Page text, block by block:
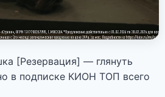
[Резервация] — глянуть
в подписке КИОН ТОП всего